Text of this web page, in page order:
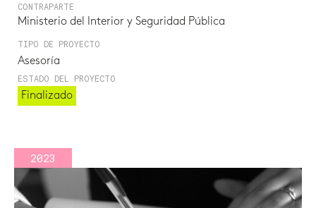
CONTRAPARTE
Ministerio del Interior y Seguridad Pública
TIPO DE PROYECTO
Asesoría
ESTADO DEL PROYECTO
Finalizado
2023